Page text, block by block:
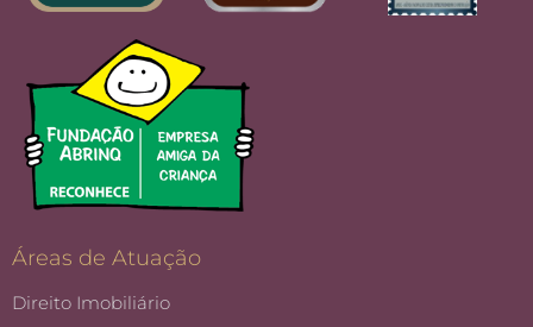
Áreas de Atuação
Direito Imobiliário